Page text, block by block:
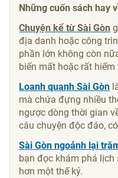
Những cuốn sách hay
Chuyện kể từ Sài Gòn
địa danh hoặc công
phần lớn không còn
biến mất hoặc rất hiếm
Loanh quanh Sài Gòn
mà chứa đựng nhiều
ngược dòng thời gian
câu chuyện độc đáo,
Sài Gòn ngoảnh lại
bạn đọc khám phá
hơn một thế kỷ.